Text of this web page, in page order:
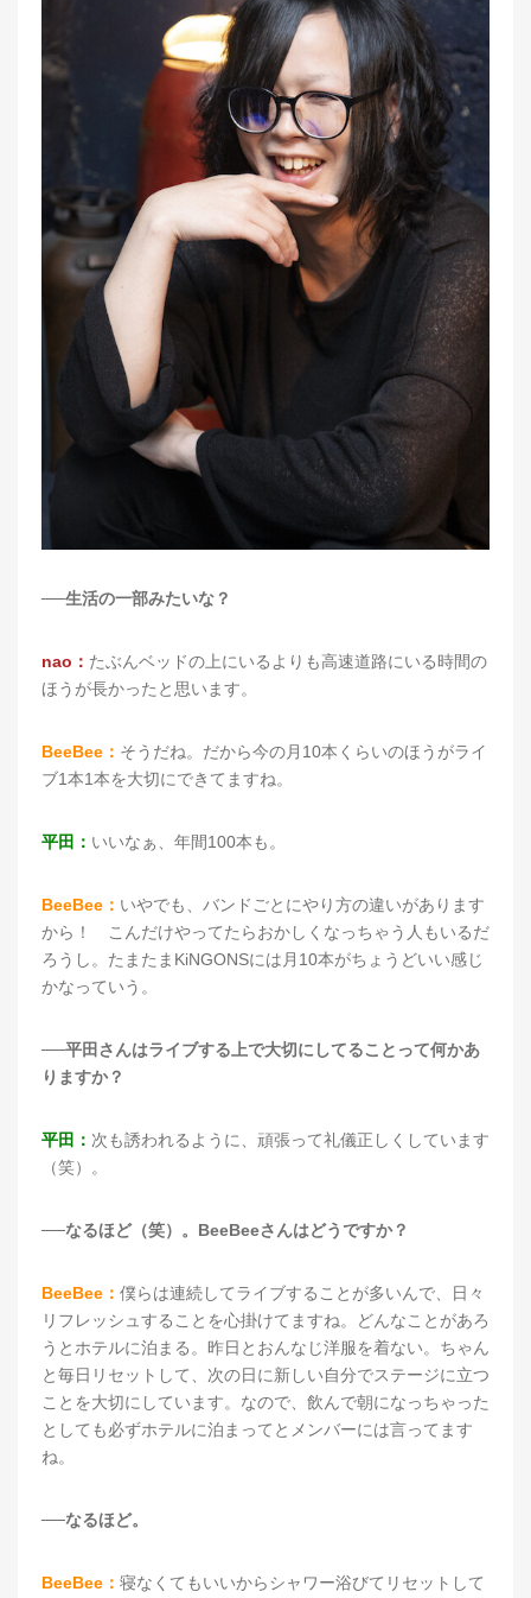
──生活の一部みたいな？
nao： たぶんベッドの上にいるよりも高速道路にいる時間の
ほうが長かったと思います。
BeeBee： そうだね。だから今の月10本くらいのほうがライ
ブ1本1本を大切にできてますね。
平田： いいなぁ、年間100本も。
BeeBee： いやでも、バンドごとにやり方の違いがあります
から！ こんだけやってたらおかしくなっちゃう人もいるだ
ろうし。たまたまKiNGONSには月10本がちょうどいい感じ
かなっていう。
──平田さんはライブする上で大切にしてることって何かあ
りますか？
平田： 次も誘われるように、頑張って礼儀正しくしています
（笑）。
──なるほど（笑）。BeeBeeさんはどうですか？
BeeBee： 僕らは連続してライブすることが多いんで、日々
リフレッシュすることを心掛けてますね。どんなことがあろ
うとホテルに泊まる。昨日とおんなじ洋服を着ない。ちゃん
と毎日リセットして、次の日に新しい自分でステージに立つ
ことを大切にしています。なので、飲んで朝になっちゃった
としても必ずホテルに泊まってとメンバーには言ってます
ね。
──なるほど。
BeeBee： 寝なくてもいいからシャワー浴びてリセットして